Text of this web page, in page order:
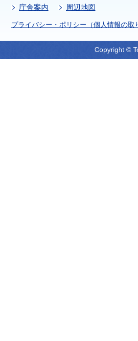
庁舎案内
周辺地図
プライバシー・ポリシー（個人情報の取
Copyright ©